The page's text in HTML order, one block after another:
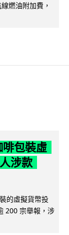
燃油附加費，
包裝虛
涉款
的虛擬貨幣投
200 宗舉報，涉